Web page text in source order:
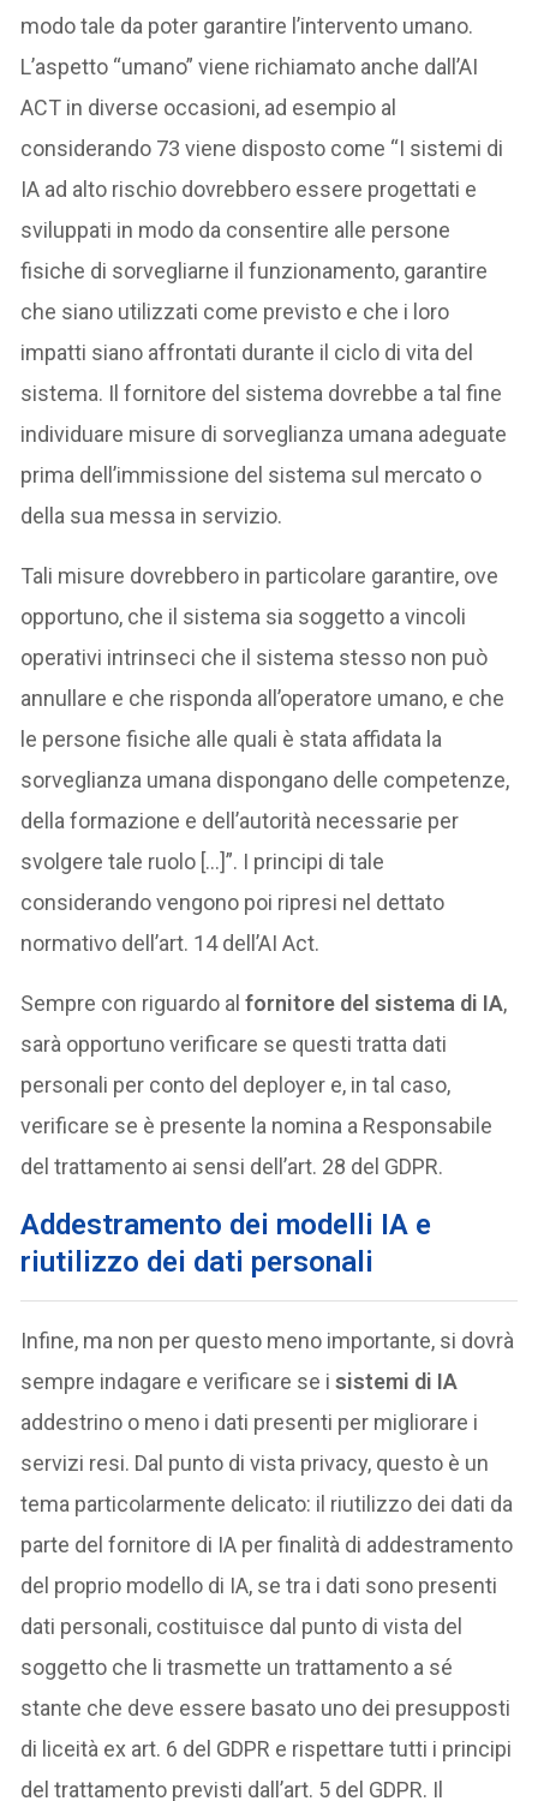
modo tale da poter garantire l’intervento umano.
L’aspetto “umano” viene richiamato anche dall’AI
ACT in diverse occasioni, ad esempio al
considerando 73 viene disposto come “I sistemi di
IA ad alto rischio dovrebbero essere progettati e
sviluppati in modo da consentire alle persone
fisiche di sorvegliarne il funzionamento, garantire
che siano utilizzati come previsto e che i loro
impatti siano affrontati durante il ciclo di vita del
sistema. Il fornitore del sistema dovrebbe a tal fine
individuare misure di sorveglianza umana adeguate
prima dell’immissione del sistema sul mercato o
della sua messa in servizio.
Tali misure dovrebbero in particolare garantire, ove
opportuno, che il sistema sia soggetto a vincoli
operativi intrinseci che il sistema stesso non può
annullare e che risponda all’operatore umano, e che
le persone fisiche alle quali è stata affidata la
sorveglianza umana dispongano delle competenze,
della formazione e dell’autorità necessarie per
svolgere tale ruolo […]”. I principi di tale
considerando vengono poi ripresi nel dettato
normativo dell’art. 14 dell’AI Act.
Sempre con riguardo alfornitore del sistema di IA,
sarà opportuno verificare se questi tratta dati
personali per conto del deployer e, in tal caso,
verificare se è presente la nomina a Responsabile
del trattamento ai sensi dell’art. 28 del GDPR.
Addestramento dei modelli IA e
riutilizzo dei dati personali
Infine, ma non per questo meno importante, si dovrà
sempre indagare e verificare se isistemi di IA
addestrino o meno i dati presenti per migliorare i
servizi resi. Dal punto di vista privacy, questo è un
tema particolarmente delicato: il riutilizzo dei dati da
parte del fornitore di IA per finalità di addestramento
del proprio modello di IA, se tra i dati sono presenti
dati personali, costituisce dal punto di vista del
soggetto che li trasmette un trattamento a sé
stante che deve essere basato uno dei presupposti
di liceità ex art. 6 del GDPR e rispettare tutti i principi
del trattamento previsti dall’art. 5 del GDPR. Il